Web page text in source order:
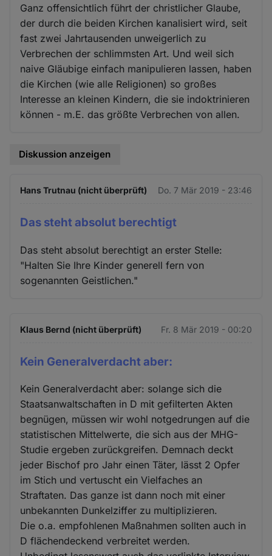
Ganz offensichtlich führt der christlicher Glaube,
der durch die beiden Kirchen kanalisiert wird, seit
fast zwei Jahrtausenden unweigerlich zu
Verbrechen der schlimmsten Art. Und weil sich
naive Gläubige einfach manipulieren lassen, haben
die Kirchen (wie alle Religionen) so großes
Interesse an kleinen Kindern, die sie indoktrinieren
können - m.E. das größte Verbrechen von allen.
Diskussion anzeigen
Hans Trutnau (nicht überprüft) Do. 7 Mär 2019 - 23:46
Das steht absolut berechtigt
Das steht absolut berechtigt an erster Stelle:
"Halten Sie Ihre Kinder generell fern von
sogenannten Geistlichen."
Klaus Bernd (nicht überprüft) Fr. 8 Mär 2019 - 00:20
Kein Generalverdacht aber:
Kein Generalverdacht aber: solange sich die
Staatsanwaltschaften in D mit gefilterten Akten
begnügen, müssen wir wohl notgedrungen auf die
statistischen Mittelwerte, die sich aus der MHG-
Studie ergeben zurückgreifen. Demnach deckt
jeder Bischof pro Jahr einen Täter, lässt 2 Opfer
im Stich und vertuscht ein Vielfaches an
Straftaten. Das ganze ist dann noch mit einer
unbekannten Dunkelziffer zu multiplizieren.
Die o.a. empfohlenen Maßnahmen sollten auch in
D flächendeckend verbreitet werden.